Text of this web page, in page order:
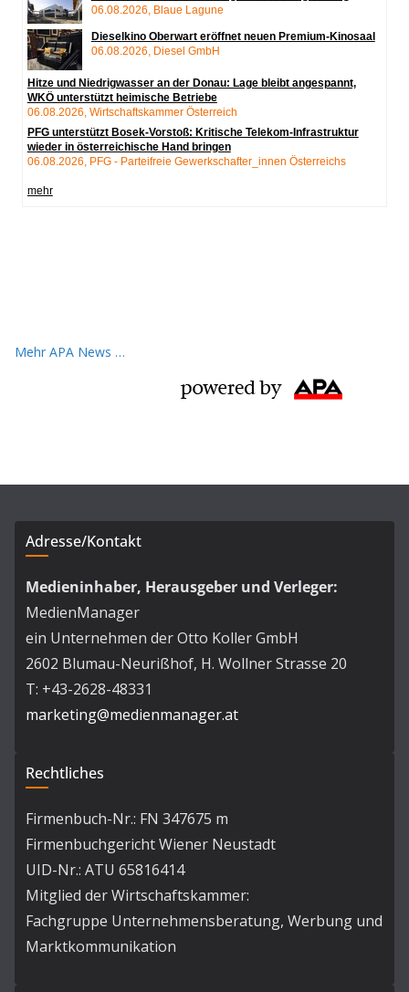
Mehr APA News …
Adresse/Kontakt
Medieninhaber, Herausgeber und Verleger:
MedienManager
ein Unternehmen der Otto Koller GmbH
2602 Blumau-Neurißhof, H. Wollner Strasse 20
T: +43-2628-48331
marketing@medienmanager.at
Rechtliches
Firmenbuch-Nr.: FN 347675 m
Firmenbuchgericht Wiener Neustadt
UID-Nr.: ATU 65816414
Mitglied der Wirtschaftskammer:
Fachgruppe Unternehmensberatung, Werbung und
Marktkommunikation